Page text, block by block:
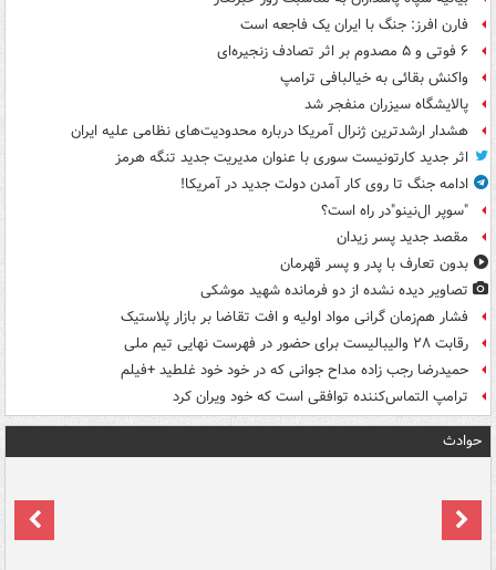
فارن افرز: جنگ با ایران یک فاجعه است
۶ فوتی و ۵ مصدوم بر اثر تصادف زنجیره‌ای
واکنش بقائی به خیالبافی ترامپ
پالایشگاه سیزران منفجر شد
هشدار ارشدترین ژنرال آمریکا درباره محدودیت‌های نظامی علیه ایران
اثر جدید کارتونیست سوری با عنوان مدیریت جدید تنگه هرمز
ادامه جنگ تا روی کار آمدن دولت جدید در آمریکا!
"سوپر ال‌نینو"در راه است؟
مقصد جدید پسر زیدان
بدون تعارف با پدر و پسر قهرمان
تصاویر دیده‌ نشده از دو فرمانده شهید موشکی
فشار هم‌زمان گرانی مواد اولیه و افت تقاضا بر بازار پلاستیک
رقابت ۲۸ والیبالیست برای حضور در فهرست نهایی تیم ملی
حمیدرضا رجب زاده مداح جوانی که در خود خود غلطید +فیلم
ترامپ التماس‌کننده توافقی است که خود ویران کرد
حوادث